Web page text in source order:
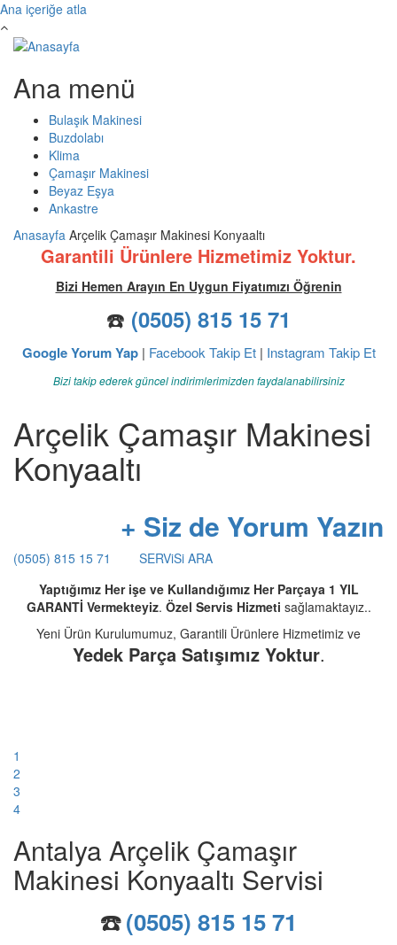
Ana içeriğe atla
Ana menü
Bulaşık Makinesi
Buzdolabı
Klima
Çamaşır Makinesi
Beyaz Eşya
Ankastre
Anasayfa Arçelik Çamaşır Makinesi Konyaaltı
Garantili Ürünlere Hizmetimiz Yoktur.
Bizi Hemen Arayın En Uygun Fiyatımızı Öğrenin
☎️ (0505) 815 15 71
Google Yorum Yap| Facebook Takip Et| Instagram Takip Et
Bizi takip ederek güncel indirimlerimizden faydalanabilirsiniz
Arçelik Çamaşır Makinesi
Konyaaltı
+ Siz de Yorum Yazın
(0505) 815 15 71
SERViSi ARA
Yaptığımız Her işe ve Kullandığımız Her Parçaya 1 YIL
GARANTİ Vermekteyiz. Özel Servis Hizmeti sağlamaktayız..
Yeni Ürün Kurulumumuz, Garantili Ürünlere Hizmetimiz ve
Yedek Parça Satışımız Yoktur.
1
2
3
4
Antalya Arçelik Çamaşır
Makinesi Konyaaltı Servisi
☎️(0505) 815 15 71